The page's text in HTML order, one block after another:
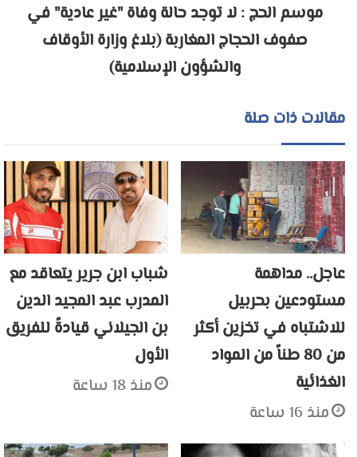
موسم الحج : لا توجد حالة وفاة "غير عادية" في
صفوف الحجاج المغاربة (بلاغ وزارة الأوقاف
والشؤون الإسلامية)
مقالات ذات صلة
عاجل.. مداهمة
مستودعين بحربيل
للاشتباه في تخزين أكثر
من 80 طناً من المواد
الغذائية
منذ 16 ساعة
شباب ابن جرير يتعاقد مع
المدرب عبد المجيد الدين
بن الجيلاني قيادةً للفريق
الأول
منذ 18 ساعة